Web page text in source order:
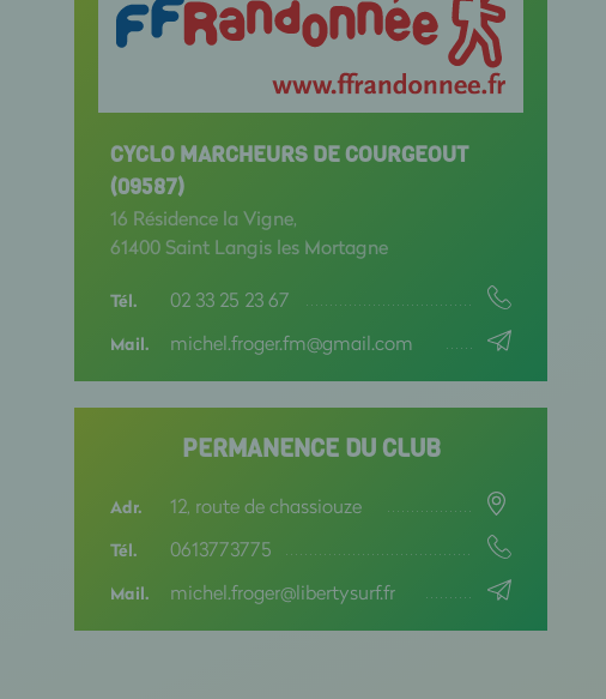
CYCLO MARCHEURS DE COURGEOUT
(09587)
16 Résidence la Vigne,
61400 Saint Langis les Mortagne
Tél. 02 33 25 23 67
Mail. michel.froger.fm@gmail.com
PERMANENCE DU CLUB
Adr. 12, route de chassiouze
Tél. 0613773775
Mail. michel.froger@libertysurf.fr